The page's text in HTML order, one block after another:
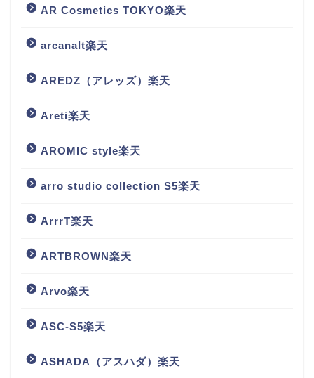
AR Cosmetics TOKYO楽天
arcanalt楽天
AREDZ（アレッズ）楽天
Areti楽天
AROMIC style楽天
arro studio collection S5楽天
ArrrT楽天
ARTBROWN楽天
Arvo楽天
ASC-S5楽天
ASHADA（アスハダ）楽天